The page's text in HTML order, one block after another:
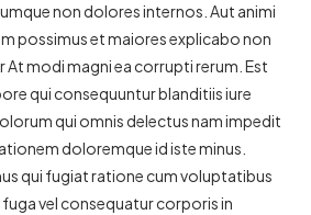
non dolores internos. Aut animi
possimus et maiores explicabo non
modi magni ea corrupti rerum. Est
qui consequuntur blanditiis iure
qui omnis delectus nam impedit
doloremque id iste minus.
qui fugiat ratione cum voluptatibus
vel consequatur corporis in